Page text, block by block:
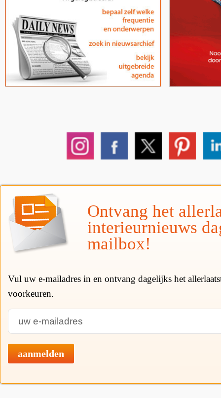
Ontvang het
interieurnieuws
mailbox!
Vul uw e-mailadres in en ontvang dagelijks het
voorkeuren.
aanmelden